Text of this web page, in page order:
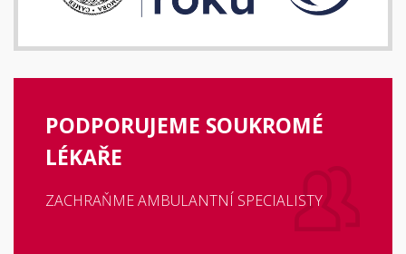
PODPORUJEME SOUKROMÉ
LÉKAŘE
ZACHRAŇME AMBULANTNÍ SPECIALISTY